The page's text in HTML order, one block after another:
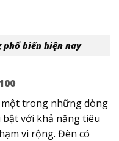
biến hiện nay
một trong những dòng
với khả năng tiêu
vi rộng. Đèn có